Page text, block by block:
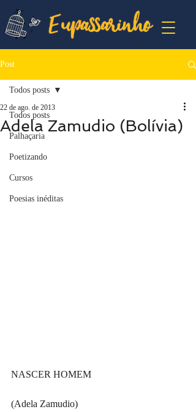
Post
Todos posts
Palhaçaria
Poetizando
Cursos
Poesias inéditas
Todos posts
Adela Zamudio (Bolívia)
22 de ago. de 2013
NASCER HOMEM
(Adela Zamudio)